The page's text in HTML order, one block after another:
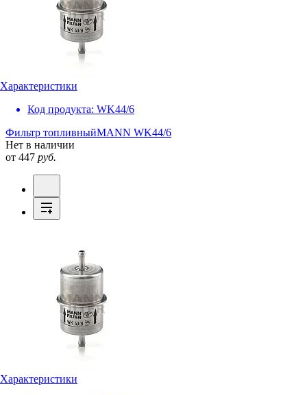
Характеристики
Код продукта: WK44/6
Фильтр топливныйMANN WK44/6
Нет в наличии
от 447 руб.
Характеристики